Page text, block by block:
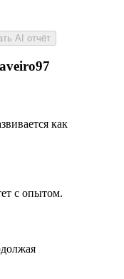
AI отчёт
как
с опытом.